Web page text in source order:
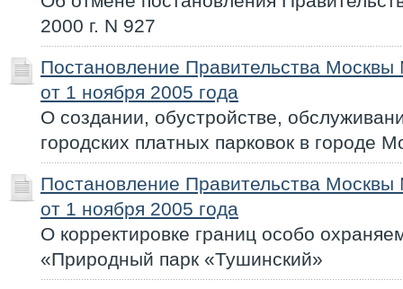
2000 г. N 927
Постановление Правительства
от 1 ноября 2005 года
О создании, обустройстве,
городских платных парковок в городе
Постановление Правительства
от 1 ноября 2005 года
О корректировке границ особо
«Природный парк «Тушинский»